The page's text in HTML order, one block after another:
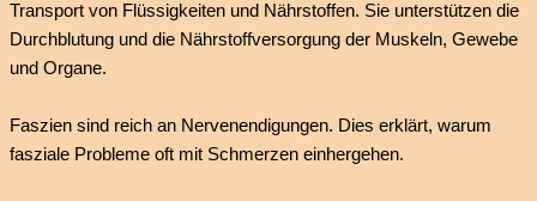
Transport von Flüssigkeiten und Nährstoffen. Sie unterstützen die
Durchblutung und die Nährstoffversorgung der Muskeln, Gewebe
und Organe.
Faszien sind reich an Nervenendigungen. Dies erklärt, warum
fasziale Probleme oft mit Schmerzen einhergehen.